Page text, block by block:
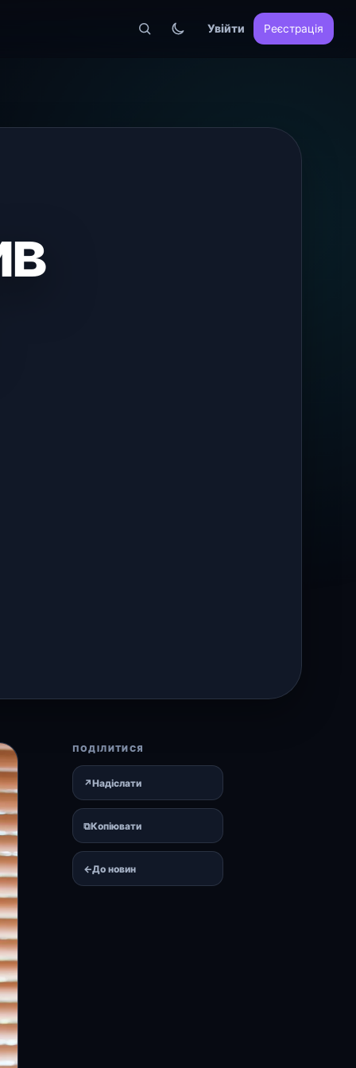
Увійти Реєстрація
ПОДІЛИТИСЯ
↗Надіслати
⧉Копіювати
←До новин